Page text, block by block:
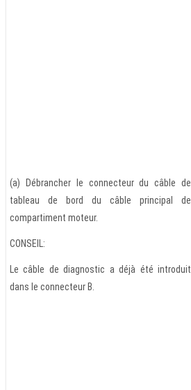
(a) Débrancher le connecteur du câble de
tableau de bord du câble principal de
compartiment moteur.
CONSEIL:
Le câble de diagnostic a déjà été introduit
dans le connecteur B.